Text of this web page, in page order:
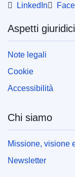
LinkedIn
Aspetti giuridici
Note legali
Cookie
Accessibilità
Chi siamo
Missione, visione
Newsletter